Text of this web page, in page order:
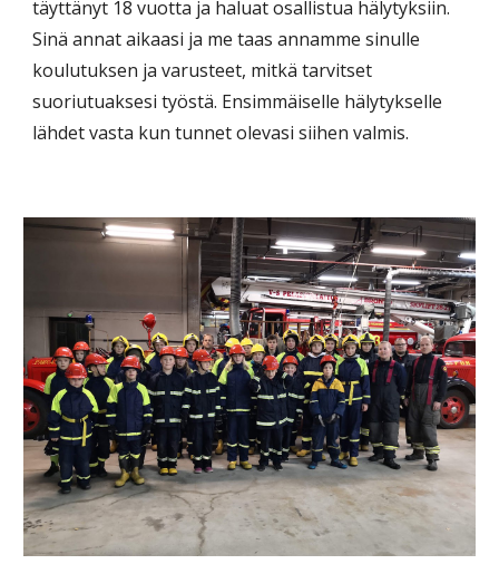
täyttänyt 18 vuotta ja haluat osallistua hälytyksiin.
Sinä annat aikaasi ja me taas annamme sinulle
koulutuksen ja varusteet, mitkä tarvitset
suoriutuaksesi työstä. Ensimmäiselle hälytykselle
lähdet vasta kun tunnet olevasi siihen valmis.